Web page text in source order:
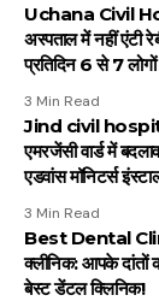
Uchana Civil
अस्पताल में नहीं एंटी
प्रतिदिन 6 से 7
3 Min Read
Jind civil
एमरजेंसी वार्ड में
एडवांस मॉनिटर्स
3 Min Read
Best Dental
क्लीनिक: आपके दांतों
बेस्ट डेंटल क्लिनिक!